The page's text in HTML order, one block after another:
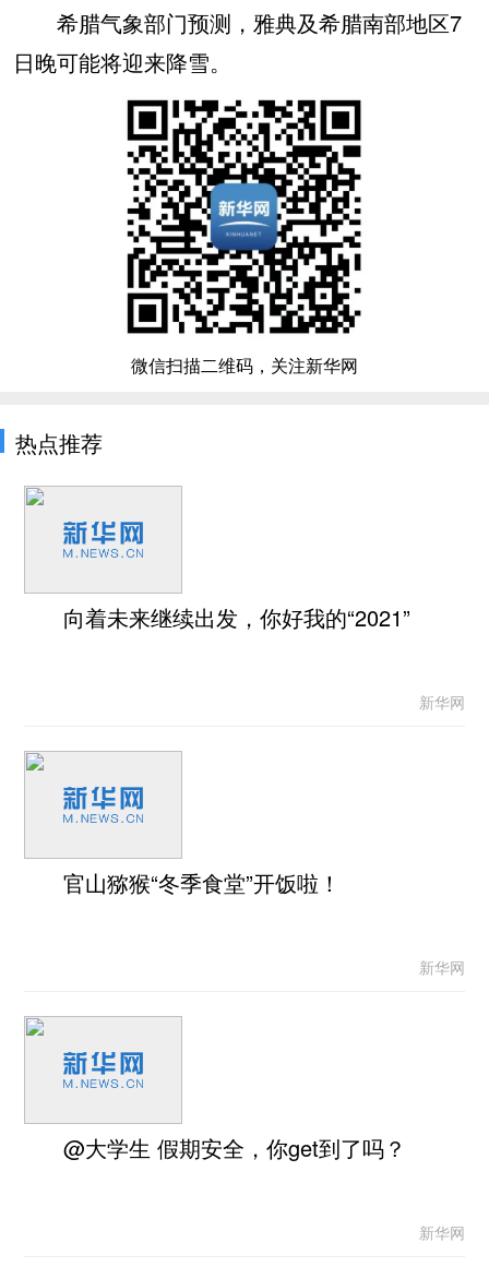
希腊气象部门预测，雅典及希腊南部地区7
日晚可能将迎来降雪。
微信扫描二维码，关注新华网
热点推荐
向着未来继续出发，你好我的“2021”
新华网
官山猕猴“冬季食堂”开饭啦！
新华网
@大学生 假期安全，你get到了吗？
新华网